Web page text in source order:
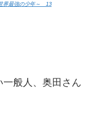
界最強の少年～ 13
般人、奥田さん